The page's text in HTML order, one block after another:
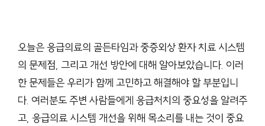
오늘은 응급의료의 골든타임과 중증외상 환자 치료 시스템
의 문제점, 그리고 개선 방안에 대해 알아보았습니다. 이러
한 문제들은 우리가 함께 고민하고 해결해야 할 부분입니
다. 여러분도 주변 사람들에게 응급처치의 중요성을 알려주
고, 응급의료 시스템 개선을 위해 목소리를 내는 것이 중요